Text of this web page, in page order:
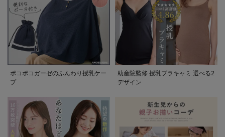
ポコポコガーゼのふんわり授乳ケー
プ
助産院監修 授乳ブラキャミ 選べる2
デザイン